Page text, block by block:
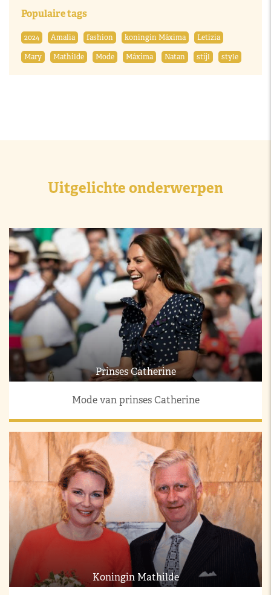
Populaire tags
2024 Amalia fashion koningin Máxima
Letizia
Mary
Mathilde Mode Máxima Natan stijl style
Uitgelichte onderwerpen
Prinses Catherine
Mode van prinses Catherine
Koningin Mathilde